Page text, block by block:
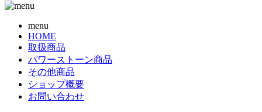
menu
HOME
取扱商品
パワーストーン商品
その他商品
ショップ概要
お問い合わせ